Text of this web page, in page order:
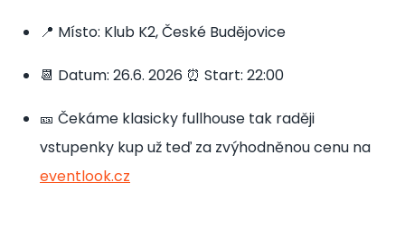
📍 Místo: Klub K2, České Budějovice
📆 Datum: 26.6. 2026 ⏰ Start: 22:00
🎫 Čekáme klasicky fullhouse tak raději
vstupenky kup už teď za zvýhodněnou cenu na
eventlook.cz